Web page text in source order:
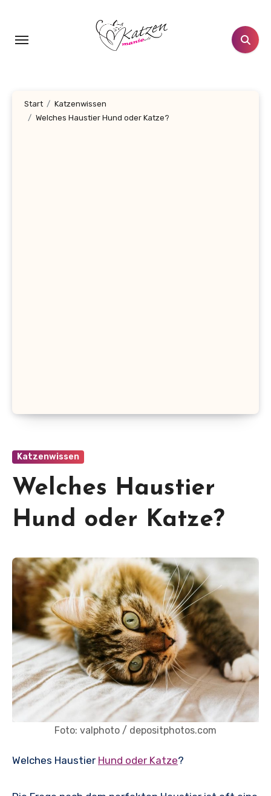
springen
Start
Katzenwissen
Welches Haustier Hund oder Katze?
Katzenwissen
Welches Haustier
Hund oder Katze?
Foto: valphoto / depositphotos.com
Welches Haustier Hund oder Katze?